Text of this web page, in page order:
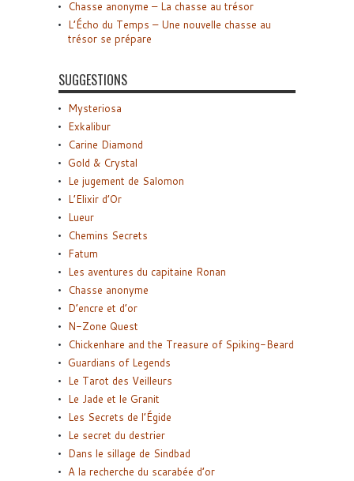
Chasse anonyme – La chasse au trésor
L’Écho du Temps – Une nouvelle chasse au
trésor se prépare
SUGGESTIONS
Mysteriosa
Exkalibur
Carine Diamond
Gold & Crystal
Le jugement de Salomon
L’Elixir d’Or
Lueur
Chemins Secrets
Fatum
Les aventures du capitaine Ronan
Chasse anonyme
D’encre et d’or
N-Zone Quest
Chickenhare and the Treasure of Spiking-Beard
Guardians of Legends
Le Tarot des Veilleurs
Le Jade et le Granit
Les Secrets de l’Égide
Le secret du destrier
Dans le sillage de Sindbad
A la recherche du scarabée d’or